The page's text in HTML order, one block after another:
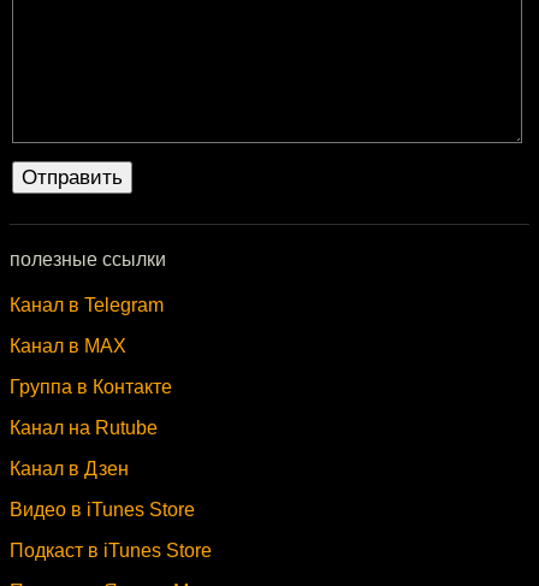
полезные ссылки
Канал в Telegram
Канал в MAX
Группа в Контакте
Канал на Rutube
Канал в Дзен
Видео в iTunes Store
Подкаст в iTunes Store